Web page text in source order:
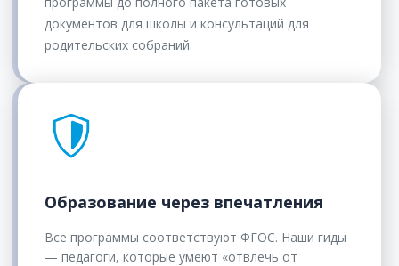
документов для школы и консультаций для
родительских собраний.
Образование через впечатления
Все программы соответствуют ФГОС. Наши гиды
— педагоги, которые умеют «отвлечь от